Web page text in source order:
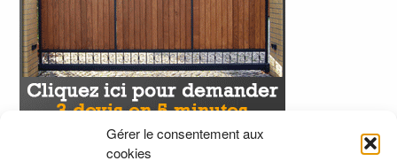
Gérer le consentement aux
cookies